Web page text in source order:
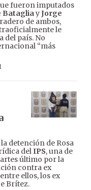
fueron imputados
BatagliayJorge
de ambos,
le
del país. No
“más
detención de Rosa
delIPS, una de
último por la
contra ex
ellos, los ex
Brítez.